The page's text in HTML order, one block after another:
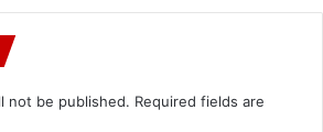
not be published. Required fields are